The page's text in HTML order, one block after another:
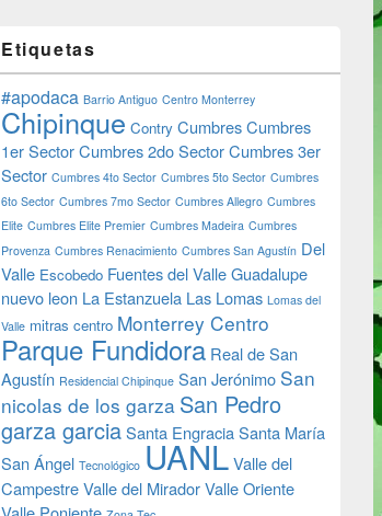
Etiquetas
#apodaca Barrio Antiguo Centro Monterrey
Chipinque Contry CumbresCumbres
1er SectorCumbres 2do SectorCumbres 3er
Sector Cumbres 4to Sector Cumbres 5to Sector Cumbres
6to Sector Cumbres 7mo Sector Cumbres Allegro Cumbres
Elite Cumbres Elite Premier Cumbres Madeira Cumbres
Provenza Cumbres Renacimiento Cumbres San Agustín Del
Valle Escobedo Fuentes del ValleGuadalupe
nuevo leon La Estanzuela Las Lomas Lomas del
Valle mitras centro Monterrey Centro
Parque Fundidora Real de San
Agustín Residencial Chipinque San Jerónimo San
nicolas de los garza San Pedro
garza garciaSanta EngraciaSanta María
San Ángel Tecnológico UANLValle del
CampestreValle del MiradorValle Oriente